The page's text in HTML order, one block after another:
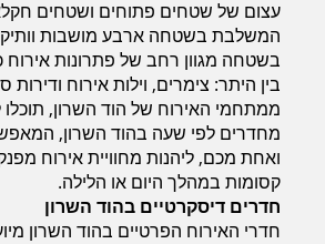
עצום של שטחים פתוחים ושטחים
המשלבת בשטחה ארבע מושבות
בשטחה מגוון רחב של פתרונות אירוח
בין היתר: צימרים, וילות אירוח ודירות
ממתחמי האירוח של הוד השרון, תוכלו
מחדרים לפי שעה בהוד השרון,
ואחת מכם, ליהנות מחוויית אירוח
קסומות במהלך היום או הלילה.
חדרים דיסקרטיים בהוד השרון
חדרי האירוח הפרטיים בהוד השרון